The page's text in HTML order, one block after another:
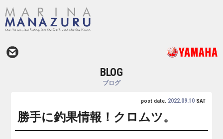
BLOG
ブログ
post date. 2022.09.10SAT
勝手に釣果情報！クロムツ。